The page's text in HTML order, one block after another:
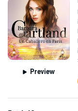
tradicionales entre
enamoraban, pero la
independiente y de
mano a cualquier cosa
correctos, Barbara
tradicional, pero la
las de su ficción.
vendidas en 38 idiomas.
©2020 SAGA Egmont
Preview